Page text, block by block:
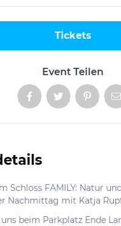
Event Teilen
Tickets
Schloss FAMILY: Natur
Nachmittag mit Katja
beim Parkplatz Ende